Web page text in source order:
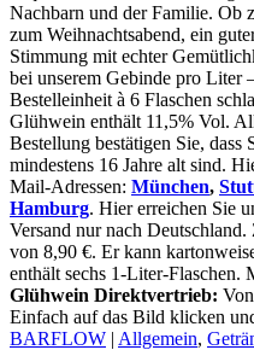
Nachbarn und der Familie. Ob
zum Weihnachtsabend, ein
Stimmung mit echter
bei unserem Gebinde pro Liter
Bestelleinheit à 6 Flaschen
Glühwein enthält 11,5% Vol.
Bestellung bestätigen Sie,
mindestens 16 Jahre alt sind.
Mail-Adressen: München,
Hamburg. Hier erreichen Sie
Versand nur nach
von 8,90 €. Er kann
enthält sechs 1-Liter-Flaschen.
Glühwein Direktvertrieb:
Einfach auf das Bild klicken
BARFLOW | Allgemein,